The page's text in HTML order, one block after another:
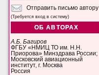
Отправить письмо автору
(Требуется вход в систему)
ОБ АВТОРАХ
А.Б. Багиров
ФГБУ «НМИЦ ТО им. Н.Н.
Приорова» Минздрава России;
Московский авиационный
институт, г. Москва
Россия